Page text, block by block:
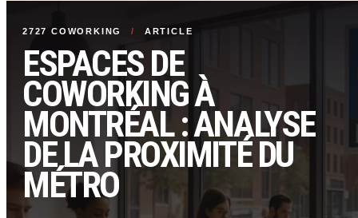
2727 COWORKING / ARTICLE
ESPACES DE
COWORKING À
MONTRÉAL : ANALYSE
DE LA PROXIMITÉ DU
MÉTRO